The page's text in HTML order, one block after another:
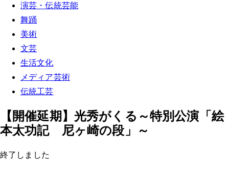
演芸・伝統芸能
舞踊
美術
文芸
生活文化
メディア芸術
伝統工芸
【開催延期】光秀がくる～特別公演「絵
本太功記 尼ヶ崎の段」～
終了しました